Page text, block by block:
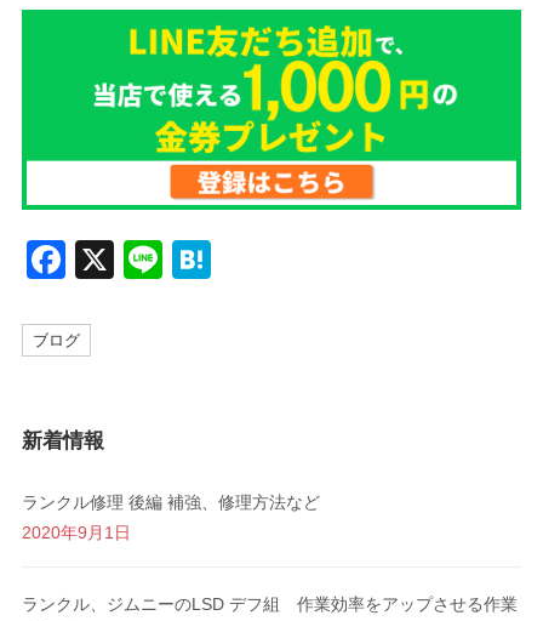
F
c
o
o
k
X
Li
ブログ
新着情報
ランクル修理 後編 補強、修理方法など
2020年9月1日
ランクル、ジムニーのLSD デフ組 作業効率をアップさせる作業